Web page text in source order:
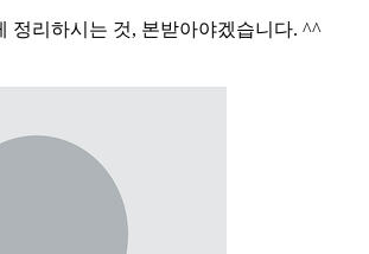
정리하시는 것, 본받아야겠습니다. ^^